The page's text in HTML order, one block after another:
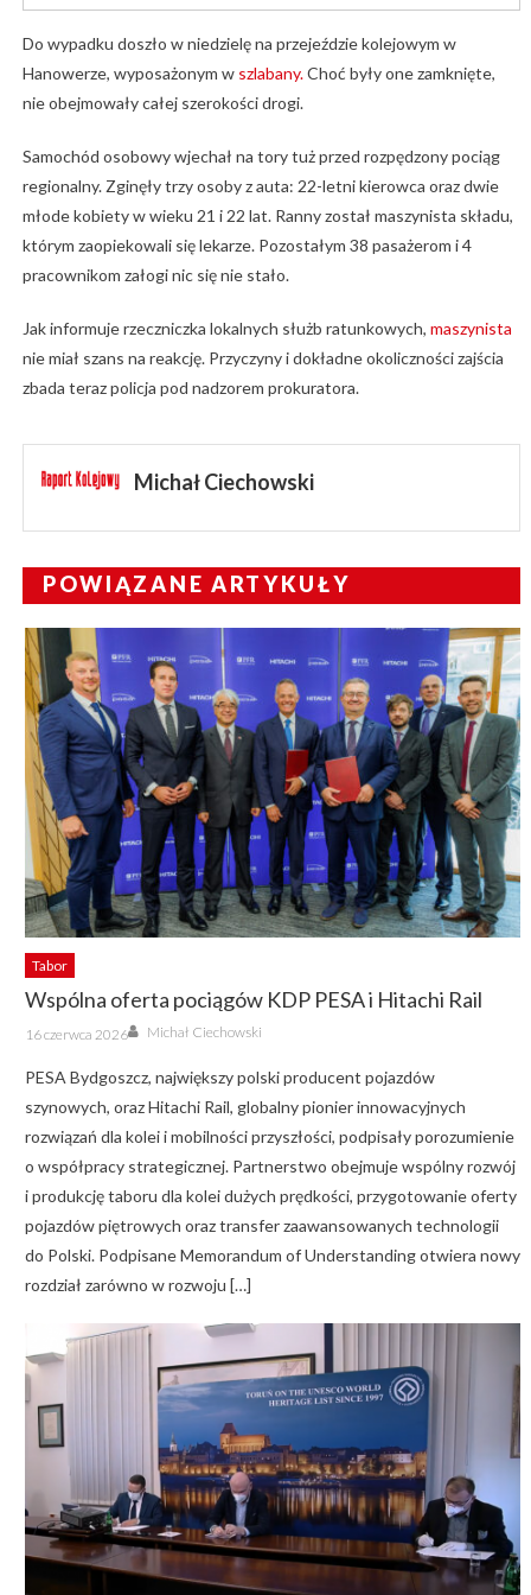
Do wypadku doszło w niedzielę na przejeździe kolejowym w
Hanowerze, wyposażonym w szlabany.Choć były one zamknięte,
nie obejmowały całej szerokości drogi.
Samochód osobowy wjechał na tory tuż przed rozpędzony pociąg
regionalny. Zginęły trzy osoby z auta: 22-letni kierowca oraz dwie
młode kobiety w wieku 21 i 22 lat. Ranny został maszynista składu,
którym zaopiekowali się lekarze. Pozostałym 38 pasażerom i 4
pracownikom załogi nic się nie stało.
Jak informuje rzeczniczka lokalnych służb ratunkowych, maszynista
nie miał szans na reakcję. Przyczyny i dokładne okoliczności zajścia
zbada teraz policja pod nadzorem prokuratora.
Michał Ciechowski
POWIĄZANE ARTYKUŁY
Tabor
Wspólna oferta pociągów KDP PESA i Hitachi Rail
Posted
on
16 czerwca 2026 Author
Michał Ciechowski
PESA Bydgoszcz, największy polski producent pojazdów
szynowych, oraz Hitachi Rail, globalny pionier innowacyjnych
rozwiązań dla kolei i mobilności przyszłości, podpisały porozumienie
o współpracy strategicznej. Partnerstwo obejmuje wspólny rozwój
i produkcję taboru dla kolei dużych prędkości, przygotowanie oferty
pojazdów piętrowych oraz transfer zaawansowanych technologii
do Polski. Podpisane Memorandum of Understanding otwiera nowy
rozdział zarówno w rozwoju […]